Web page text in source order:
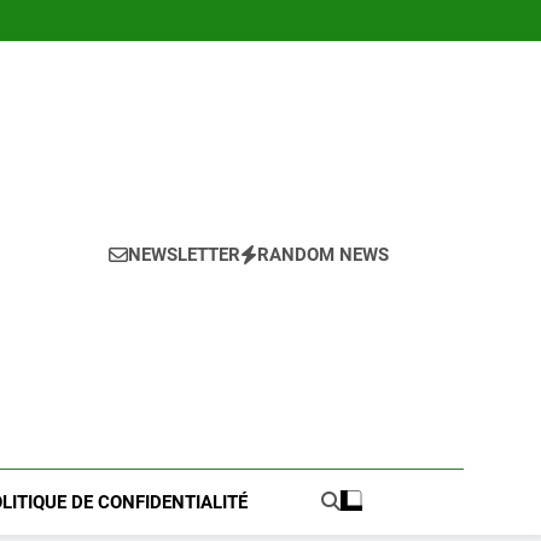
NEWSLETTER RANDOM NEWS
DE CONFIDENTIALITÉ